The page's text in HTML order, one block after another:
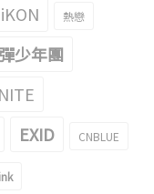
iKON 熱戀
少年團
EXID CNBLUE